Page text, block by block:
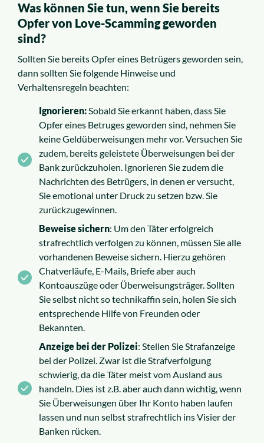
Was können Sie tun, wenn Sie bereits
Opfer von Love-Scamming geworden
sind?
Sollten Sie bereits Opfer eines Betrügers geworden sein,
dann sollten Sie folgende Hinweise und
Verhaltensregeln beachten:
Ignorieren:Sobald Sie erkannt haben, dass Sie
Opfer eines Betruges geworden sind, nehmen Sie
keine Geldüberweisungen mehr vor. Versuchen Sie
zudem, bereits geleistete Überweisungen bei der
Bank zurückzuholen. Ignorieren Sie zudem die
Nachrichten des Betrügers, in denen er versucht,
Sie emotional unter Druck zu setzen bzw. Sie
zurückzugewinnen.
Beweise sichern: Um den Täter erfolgreich
strafrechtlich verfolgen zu können, müssen Sie alle
vorhandenen Beweise sichern. Hierzu gehören
Chatverläufe, E-Mails, Briefe aber auch
Kontoauszüge oder Überweisungsträger. Sollten
Sie selbst nicht so technikaffin sein, holen Sie sich
entsprechende Hilfe von Freunden oder
Bekannten.
Anzeige bei der Polizei: Stellen Sie Strafanzeige
bei der Polizei. Zwar ist die Strafverfolgung
schwierig, da die Täter meist vom Ausland aus
handeln. Dies ist z.B. aber auch dann wichtig, wenn
Sie Überweisungen über Ihr Konto haben laufen
lassen und nun selbst strafrechtlich ins Visier der
Banken rücken.